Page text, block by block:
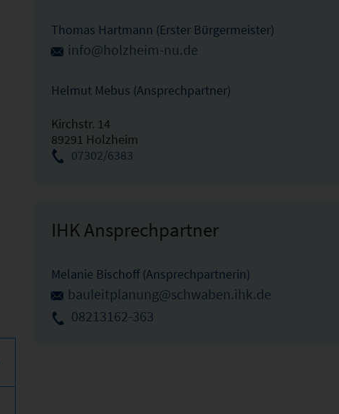
Thomas Hartmann (Erster Bürgermeister)
info@holzheim-nu.de
Helmut Mebus (Ansprechpartner)
Kirchstr. 14
89291 Holzheim
07302/6383
IHK Ansprechpartner
Melanie Bischoff (Ansprechpartnerin)
bauleitplanung@schwaben.ihk.de
08213162-363